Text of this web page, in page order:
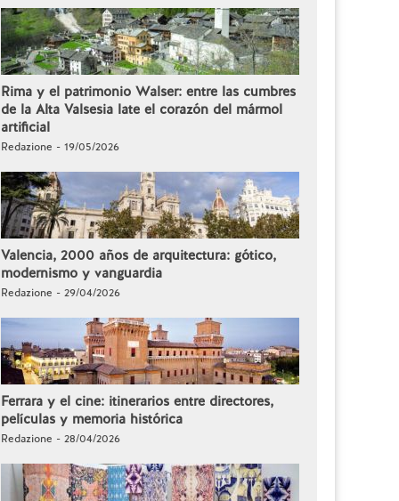
Rima y el patrimonio Walser: entre las cumbres
de la Alta Valsesia late el corazón del mármol
artificial
Redazione - 19/05/2026
Valencia, 2000 años de arquitectura: gótico,
modernismo y vanguardia
Redazione - 29/04/2026
Ferrara y el cine: itinerarios entre directores,
películas y memoria histórica
Redazione - 28/04/2026